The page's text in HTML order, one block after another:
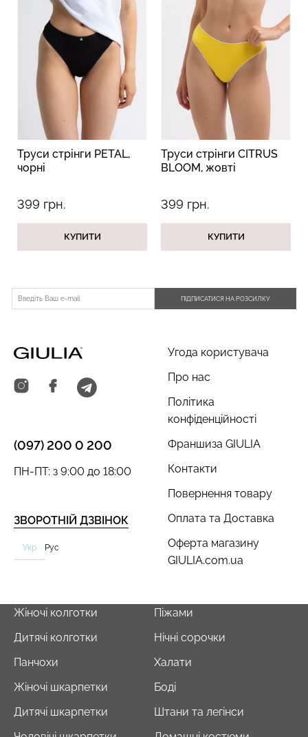
Труси стрінги PETAL,
чорні
399 грн.
КУПИТИ
Труси стрінги CITRUS
BLOOM, жовті
399 грн.
КУПИТИ
ПІДПИСАТИСЯ НА РОЗСИЛКУ
Угода користувача
Про нас
Політика
конфіденційності
Франшиза GIULIA
Контакти
Повернення товару
Оплата та Доставка
Оферта магазину
GIULIA.com.ua
(097) 200 0 200
ЗВОРОТНІЙ ДЗВІНОК
ПН-ПТ: з 9:00 до 18:00
Укр Рус
Жіночі колготки
Дитячі колготки
Панчохи
Жіночі шкарпетки
Дитячі шкарпетки
Піжами
Нічні сорочки
Халати
Боді
Штани та легінси
Безшовний топ на
бретелях CAMI TOP
(білий) Giulia
Безшовні труси сліпи з
SHAPEWEAR black